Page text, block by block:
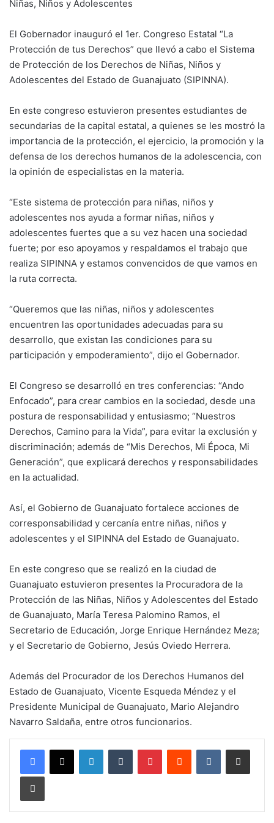
Niñas, Niños y Adolescentes
El Gobernador inauguró el 1er. Congreso Estatal “La
Protección de tus Derechos” que llevó a cabo el Sistema
de Protección de los Derechos de Niñas, Niños y
Adolescentes del Estado de Guanajuato (SIPINNA).
En este congreso estuvieron presentes estudiantes de
secundarias de la capital estatal, a quienes se les mostró la
importancia de la protección, el ejercicio, la promoción y la
defensa de los derechos humanos de la adolescencia, con
la opinión de especialistas en la materia.
“Este sistema de protección para niñas, niños y
adolescentes nos ayuda a formar niñas, niños y
adolescentes fuertes que a su vez hacen una sociedad
fuerte; por eso apoyamos y respaldamos el trabajo que
realiza SIPINNA y estamos convencidos de que vamos en
la ruta correcta.
“Queremos que las niñas, niños y adolescentes
encuentren las oportunidades adecuadas para su
desarrollo, que existan las condiciones para su
participación y empoderamiento”, dijo el Gobernador.
El Congreso se desarrolló en tres conferencias: “Ando
Enfocado”, para crear cambios en la sociedad, desde una
postura de responsabilidad y entusiasmo; “Nuestros
Derechos, Camino para la Vida”, para evitar la exclusión y
discriminación; además de “Mis Derechos, Mi Época, Mi
Generación”, que explicará derechos y responsabilidades
en la actualidad.
Así, el Gobierno de Guanajuato fortalece acciones de
corresponsabilidad y cercanía entre niñas, niños y
adolescentes y el SIPINNA del Estado de Guanajuato.
En este congreso que se realizó en la ciudad de
Guanajuato estuvieron presentes la Procuradora de la
Protección de las Niñas, Niños y Adolescentes del Estado
de Guanajuato, María Teresa Palomino Ramos, el
Secretario de Educación, Jorge Enrique Hernández Meza;
y el Secretario de Gobierno, Jesús Oviedo Herrera.
Además del Procurador de los Derechos Humanos del
Estado de Guanajuato, Vicente Esqueda Méndez y el
Presidente Municipal de Guanajuato, Mario Alejandro
Navarro Saldaña, entre otros funcionarios.
LinkedInTumblr PinterestReddit VKontakteCompartir por
Imprimir